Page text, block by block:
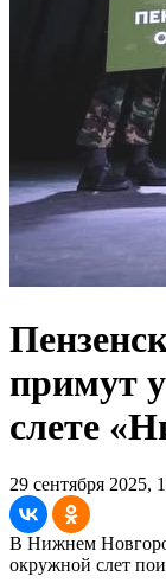
примут
слете
29 сентября 2025,
В Нижнем
окружной слет